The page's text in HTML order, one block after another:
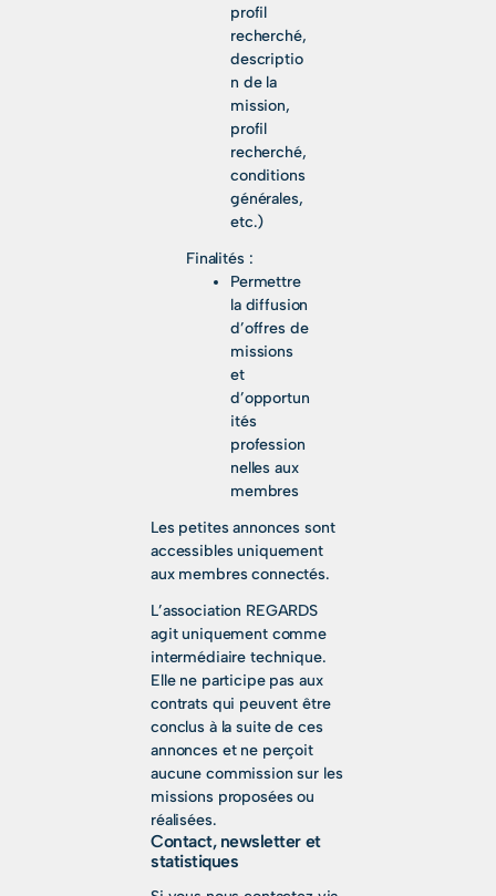
profil
recherché,
descriptio
n de la
mission,
profil
recherché,
conditions
générales,
etc.)
Finalités :
Permettre
la diffusion
d’offres de
missions
et
d’opportun
ités
profession
nelles aux
membres
Les petites annonces sont
accessibles uniquement
aux membres connectés.
L’association REGARDS
agit uniquement comme
intermédiaire technique.
Elle ne participe pas aux
contrats qui peuvent être
conclus à la suite de ces
annonces et ne perçoit
aucune commission sur les
missions proposées ou
réalisées.
Contact, newsletter et
statistiques